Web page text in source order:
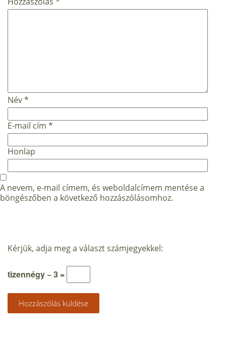
Név*
E-mail cím *
Honlap
A nevem, e-mail címem, és weboldalcímem mentése a
böngészőben a következő hozzászólásomhoz.
Kérjük, adja meg a választ számjegyekkel:
tizennégy − 3 =